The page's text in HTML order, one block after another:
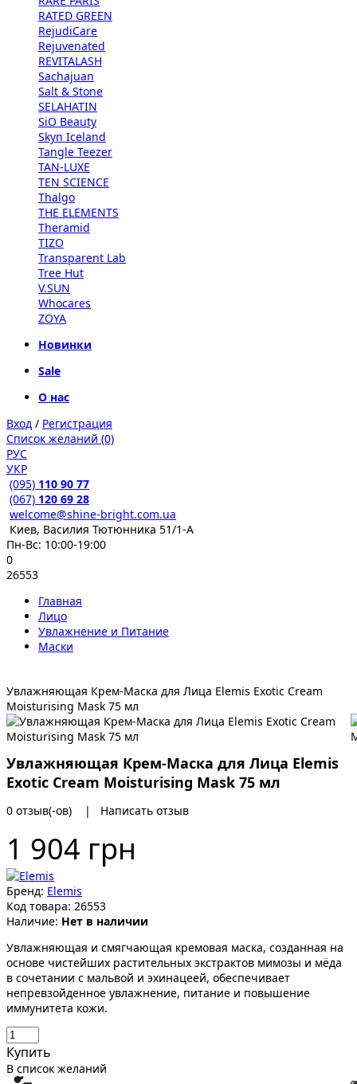
RATED GREEN
RejudiCare
Rejuvenated
REVITALASH
Sachajuan
Salt & Stone
SELAHATIN
SiO Beauty
Skyn Iceland
Tangle Teezer
TAN-LUXE
TEN SCIENCE
Thalgo
THE ELEMENTS
Theramid
TIZO
Transparent Lab
Tree Hut
V.SUN
Whocares
ZOYA
Новинки
Sale
О нас
Вход / Регистрация
Список желаний (0)
РУС
УКР
(095) 110 90 77
(067) 120 69 28
welcome@shine-bright.com.ua
Киев, Василия Тютюнника 51/1-А
Пн-Вс: 10:00-19:00
0
26553
Главная
Лицо
Увлажнение и Питание
Маски
Увлажняющая Крем-Маска для Лица Elemis Exotic Cream
Moisturising Mask 75 мл
Увлажняющая Крем-Маска для Лица Elemis
Exotic Cream Moisturising Mask 75 мл
0 отзыв(-ов) | Написать отзыв
1 904 грн
Бренд: Elemis
Код товара: 26553
Наличие: Нет в наличии
Увлажняющая и смягчающая кремовая маска, созданная на
основе чистейших растительных экстрактов мимозы и мёда
в сочетании с мальвой и эхинацеей, обеспечивает
непревзойденное увлажнение, питание и повышение
иммунитета кожи.
Купить
В список желаний